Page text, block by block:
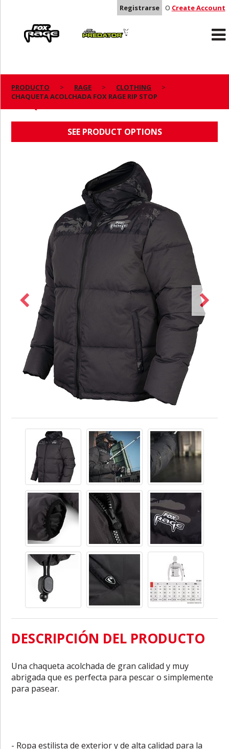
Registrarse O Create Account
Predator
PRODUCTO RAGE
CLOTHING
CHAQUETA ACOLCHADA FOX RAGE RIP STOP
SEE PRODUCT OPTIONS
DESCRIPCIÓN DEL PRODUCTO
Una chaqueta acolchada de gran calidad y muy
abrigada que es perfecta para pescar o simplemente
para pasear.
- Ropa estilista de exterior y de alta calidad para la